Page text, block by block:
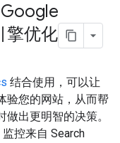
擎优化
结合使用，可以让
验您的网站，从而帮
出更明智的决策。
监控来自 Search